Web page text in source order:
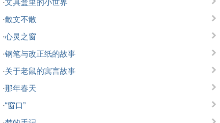
·文具盒里的小世界
·散文不散
·心灵之窗
·钢笔与改正纸的故事
·关于老鼠的寓言故事
·那年春天
·“窗口”